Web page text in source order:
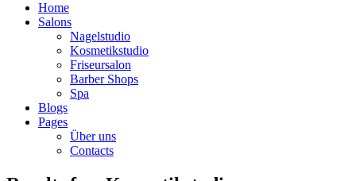
Home
Salons
Nagelstudio
Kosmetikstudio
Friseursalon
Barber Shops
Spa
Blogs
Pages
Über uns
Contacts